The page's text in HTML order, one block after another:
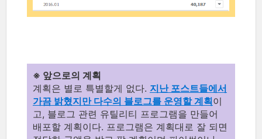
※ 앞으로의 계획
계획은 별로 특별할게 없다. 지난 포스트들에서
가끔 밝혔지만 다수의 블로그를 운영할 계획이
고, 블로그 관련 유틸리티 프로그램을 만들어
배포할 계획이다. 프로그램은 계획대로 잘 되면